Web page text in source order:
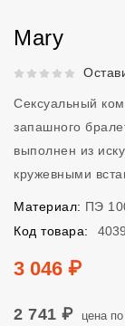
Mary
Рейтинг 5 из 5.
Сексуальный
запашного
выполнен из
кружевными
Материал: ПЭ
Код товара:
Цена
3 046 ₽
2 741 ₽ цена